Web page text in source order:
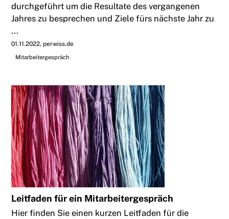
durchgeführt um die Resultate des vergangenen
Jahres zu besprechen und Ziele fürs nächste Jahr zu
...
01.11.2022 perwiss.de
Mitarbeitergespräch
Leitfaden für ein Mitarbeitergespräch
Hier finden Sie einen kurzen Leitfaden für die